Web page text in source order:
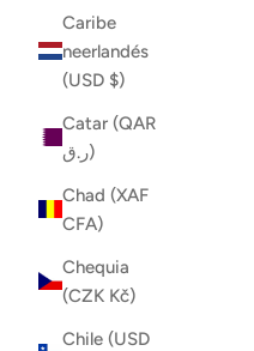
Caribe
neerlandés
(USD $)
Catar (QAR
ر.ق)
Chad (XAF
CFA)
Chequia
(CZK Kč)
Chile (USD